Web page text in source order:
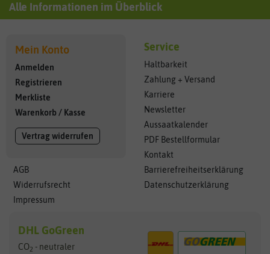
Alle Informationen im Überblick
Mein Konto
Anmelden
Registrieren
Merkliste
Warenkorb / Kasse
Vertrag widerrufen
AGB
Widerrufsrecht
Impressum
Service
Haltbarkeit
Zahlung + Versand
Karriere
Newsletter
Aussaatkalender
PDF Bestellformular
Kontakt
Barrierefreiheitserklärung
Datenschutzerklärung
DHL GoGreen
CO2 - neutraler